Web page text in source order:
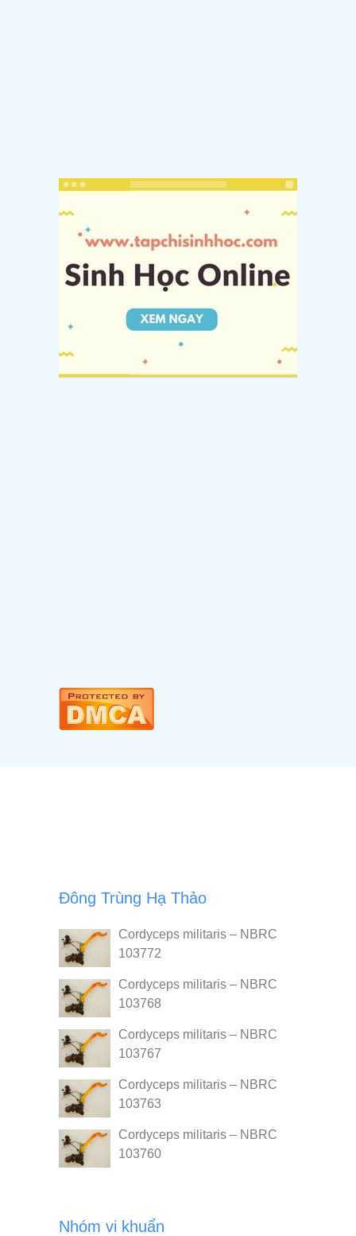
Đông Trùng Hạ Thảo
Cordyceps militaris – NBRC
103772
Cordyceps militaris – NBRC
103768
Cordyceps militaris – NBRC
103767
Cordyceps militaris – NBRC
103763
Cordyceps militaris – NBRC
103760
Nhóm vi khuẩn